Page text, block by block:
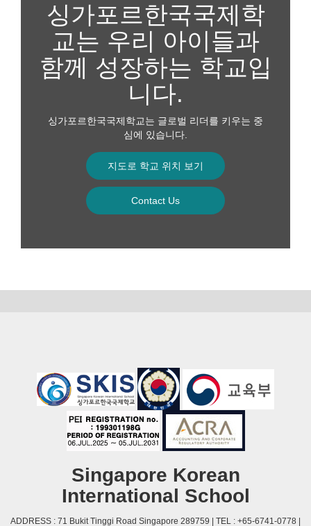
싱가포르한국국제학
교는 우리 아이들과
함께 성장하는 학교입
니다.
싱가포르한국국제학교는 글로벌 리더를 키우는 중
심에 있습니다.
지도로 학교 위치 보기
Contact Us
Singapore Korean
International School
ADDRESS : 71 Bukit Tinggi Road Singapore 289759 | TEL : +65-6741-0778 |